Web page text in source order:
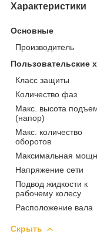
Характеристики
Основные
Производитель
Пользовательские
Класс защиты
Количество фаз
Макс. высота
(напор)
Макс. количество
оборотов
Максимальная
Напряжение сети
Подвод жидкости к
рабочему колесу
Расположение вала
Скрыть